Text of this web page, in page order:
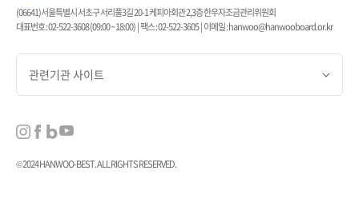
(06641)서울특별시 서초구 서리풀3길 20-1 케피아회관 2,3층 한우자조금관리위원회
대표번호 : 02-522-3608 (09:00 ~ 18:00) | 팩스 : 02-522-3605 | 이메일 : hanwoo@hanwooboard.or.kr
관련기관 사이트
© 2024 HANWOO-BEST. ALL RIGHTS RESERVED.